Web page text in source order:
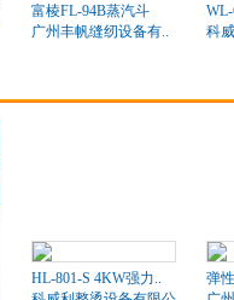
富棱FL-94B蒸汽斗
广州丰帆缝纫设备有..
科
HL-801-S 4KW强力..
弹